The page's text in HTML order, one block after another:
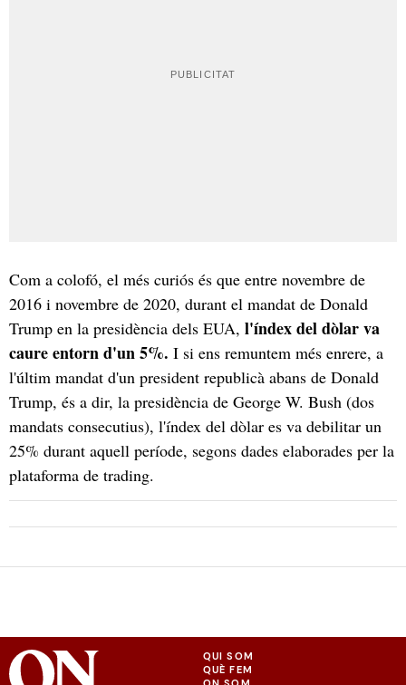
Com a colofó, el més curiós és que entre novembre de
2016 i novembre de 2020, durant el mandat de Donald
Trump en la presidència dels EUA, l'índex del dòlar va
caure entorn d'un 5%. I si ens remuntem més enrere, a
l'últim mandat d'un president republicà abans de Donald
Trump, és a dir, la presidència de George W. Bush (dos
mandats consecutius), l'índex del dòlar es va debilitar un
25% durant aquell període, segons dades elaborades per la
plataforma de trading.
QUI SOM
QUÈ FEM